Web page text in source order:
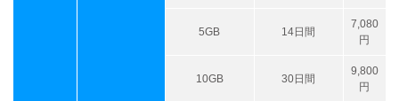
5GB 14日間
7,080
円
10GB 30日間
9,800
円